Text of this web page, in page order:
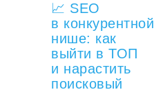
📈 SEO
в конкурентной
нише: как
выйти в ТОП
и нарастить
поисковый